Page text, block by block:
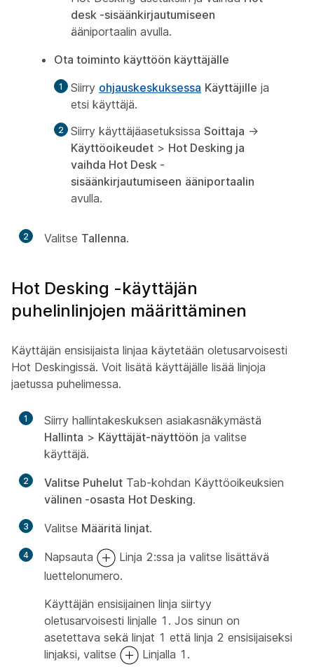
desk -sisäänkirjautumiseen
ääniportaalin avulla.
Ota toiminto käyttöön käyttäjälle
Siirry ohjauskeskuksessa Käyttäjille ja
etsi käyttäjä.
Siirry käyttäjäasetuksissa Soittaja ->
Käyttöoikeudet > Hot Desking ja
vaihda Hot Desk -
sisäänkirjautumiseen ääniportaalin
avulla.
2 Valitse Tallenna.
Hot Desking -käyttäjän
puhelinlinjojen määrittäminen
Käyttäjän ensisijaista linjaa käytetään oletusarvoisesti
Hot Deskingissä. Voit lisätä käyttäjälle lisää linjoja
jaetussa puhelimessa.
1 Siirry hallintakeskuksen asiakasnäkymästä
Hallinta > Käyttäjät-näyttöön ja valitse
käyttäjä.
2 Valitse Puhelut Tab-kohdan Käyttöoikeuksien
välinen -osasta Hot Desking.
3 Valitse Määritä linjat.
4 Napsauta
Linja 2:ssa ja valitse lisättävä
luettelonumero.
Käyttäjän ensisijainen linja siirtyy
oletusarvoisesti linjalle 1. Jos sinun on
asetettava sekä linjat 1 että linja 2 ensisijaiseksi
linjaksi, valitse
Linjalla 1.